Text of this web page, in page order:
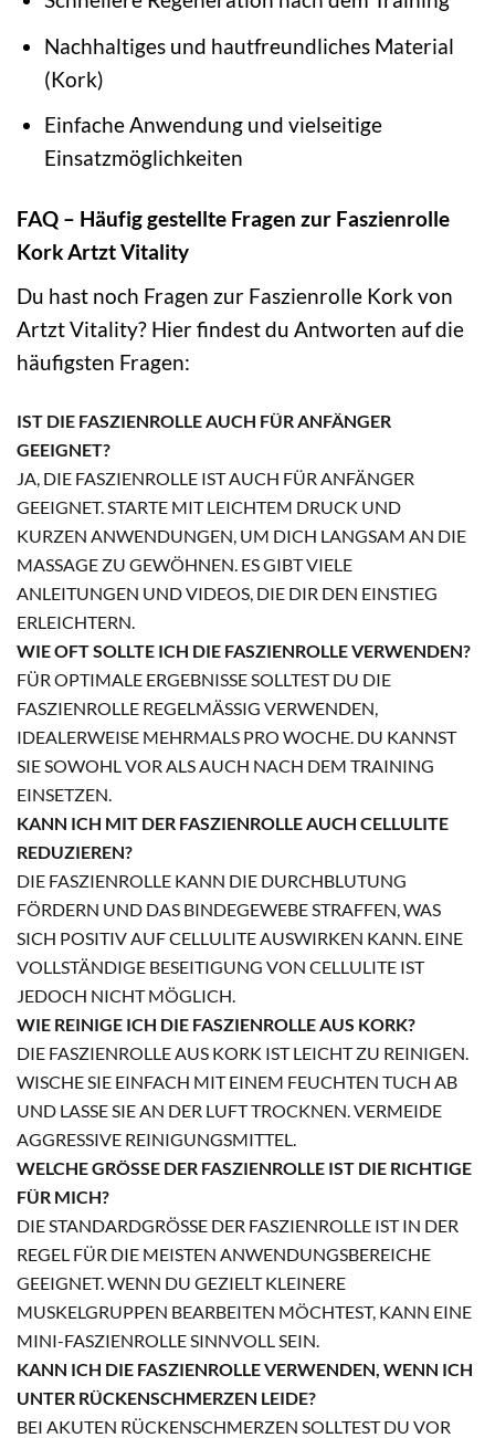
Nachhaltiges und hautfreundliches Material
(Kork)
Einfache Anwendung und vielseitige
Einsatzmöglichkeiten
FAQ – Häufig gestellte Fragen zur Faszienrolle
Kork Artzt Vitality
Du hast noch Fragen zur Faszienrolle Kork von
Artzt Vitality? Hier findest du Antworten auf die
häufigsten Fragen:
IST DIE FASZIENROLLE AUCH FÜR ANFÄNGER
GEEIGNET?
JA, DIE FASZIENROLLE IST AUCH FÜR ANFÄNGER
GEEIGNET. STARTE MIT LEICHTEM DRUCK UND
KURZEN ANWENDUNGEN, UM DICH LANGSAM AN DIE
MASSAGE ZU GEWÖHNEN. ES GIBT VIELE
ANLEITUNGEN UND VIDEOS, DIE DIR DEN EINSTIEG
ERLEICHTERN.
WIE OFT SOLLTE ICH DIE FASZIENROLLE VERWENDEN?
FÜR OPTIMALE ERGEBNISSE SOLLTEST DU DIE
FASZIENROLLE REGELMÄSSIG VERWENDEN, I
DEALERWEISE MEHRMALS PRO WOCHE. DU KANNST S
IE SOWOHL VOR ALS AUCH NACH DEM TRAINING E
INSETZEN.
KANN ICH MIT DER FASZIENROLLE AUCH CELLULITE
REDUZIEREN?
DIE FASZIENROLLE KANN DIE DURCHBLUTUNG
FÖRDERN UND DAS BINDEGEWEBE STRAFFEN, WAS
SICH POSITIV AUF CELLULITE AUSWIRKEN KANN. EINE
VOLLSTÄNDIGE BESEITIGUNG VON CELLULITE IST
JEDOCH NICHT MÖGLICH.
WIE REINIGE ICH DIE FASZIENROLLE AUS KORK?
DIE FASZIENROLLE AUS KORK IST LEICHT ZU REINIGEN.
WISCHE SIE EINFACH MIT EINEM FEUCHTEN TUCH AB
UND LASSE SIE AN DER LUFT TROCKNEN. VERMEIDE
AGGRESSIVE REINIGUNGSMITTEL.
WELCHE GRÖSSE DER FASZIENROLLE IST DIE RICHTIGE F
ÜR MICH?
DIE STANDARDGRÖSSE DER FASZIENROLLE IST IN DER R
EGEL FÜR DIE MEISTEN ANWENDUNGSBEREICHE G
EEIGNET. WENN DU GEZIELT KLEINERE M
USKELGRUPPEN BEARBEITEN MÖCHTEST, KANN EINE M
INI-FASZIENROLLE SINNVOLL SEIN.
KANN ICH DIE FASZIENROLLE VERWENDEN, WENN ICH
UNTER RÜCKENSCHMERZEN LEIDE?
BEI AKUTEN RÜCKENSCHMERZEN SOLLTEST DU VOR